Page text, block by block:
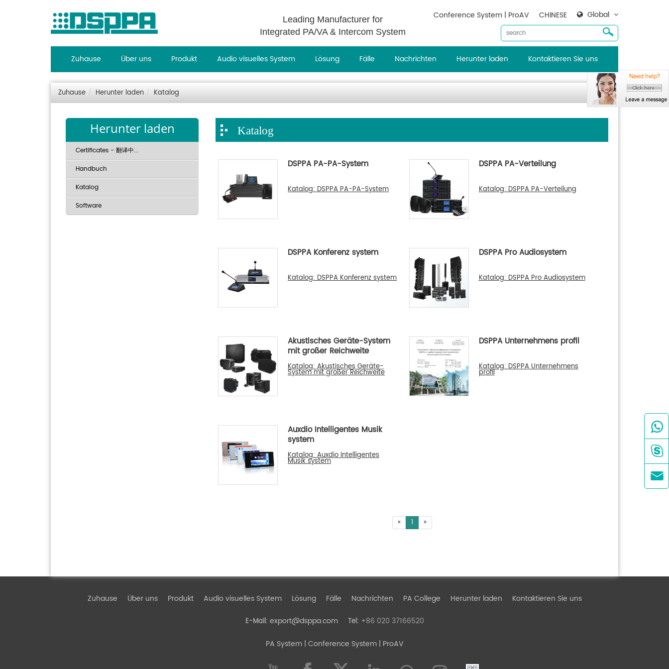
Leading Manufacturer for
Integrated PA/VA & Intercom System
Global
CHINESE
Conference System | ProAV
Zuhause Über uns Produkt Audio visuelles System Lösung Fälle Nachrichten Herunter laden Kontaktieren Sie uns
Zuhause Herunter laden Katalog
Herunter laden
Certificates - 翻译中...
Handbuch
Katalog
Software
Katalog
DSPPA PA-PA-System
Katalog: DSPPA PA-PA-System
DSPPA PA-Verteilung
Katalog: DSPPA PA-Verteilung
DSPPA Konferenz system
Katalog: DSPPA Konferenz system
DSPPA Pro Audiosystem
Katalog: DSPPA Pro Audiosystem
Akustisches Geräte-System
mit großer Reichweite
Katalog: Akustisches Geräte-
System mit großer Reichweite
DSPPA Unternehmens profil
Katalog: DSPPA Unternehmens
profil
Auxdio Intelligentes Musik
system
Katalog: Auxdio Intelligentes
Musik system
« 1 »
Zuhause Über uns Produkt Audio visuelles System Lösung Fälle Nachrichten PA College Herunter laden Kontaktieren Sie uns
E-Mail: export@dsppa.com Tel: +86 020 37166520
PA System| Conference System | ProAV


